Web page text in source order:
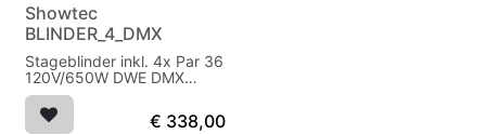
Showtec
BLINDER_4_DMX
Stageblinder inkl. 4x Par 36
120V/650W DWE DMX
schwartz
€ 338,00